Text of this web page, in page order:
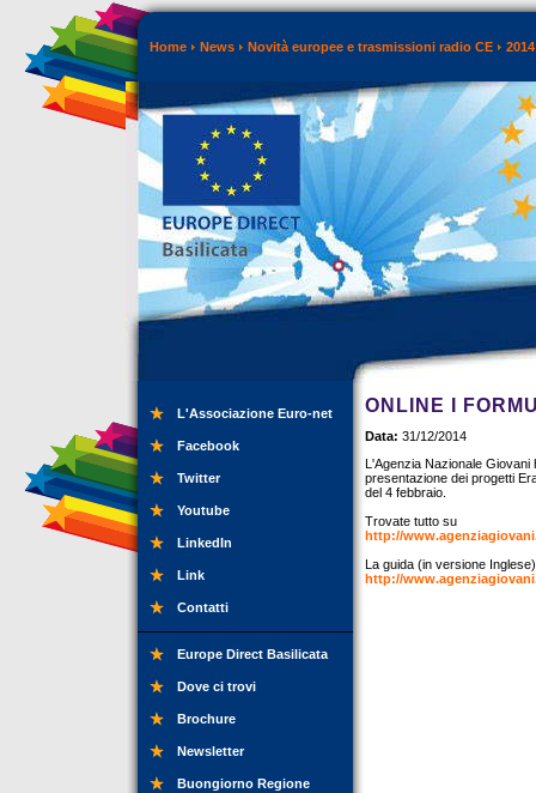
Home News Novità europee e trasmissioni radio CE 2014
L'Associazione Euro-net
Facebook
Twitter
Youtube
LinkedIn
Link
Contatti
Europe Direct Basilicata
Dove ci trovi
Brochure
Newsletter
Buongiorno Regione
ONLINE I
Data: 31/12/2014
L'Agenzia Nazionale Giovani
presentazione dei progetti
del 4 febbraio.
Trovate tutto su
http://
La guida (in versione
http://